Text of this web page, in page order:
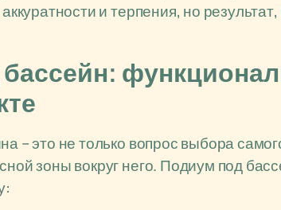
и терпения, но
– это не только вопрос выбора
зоны вокруг него. Подиум под